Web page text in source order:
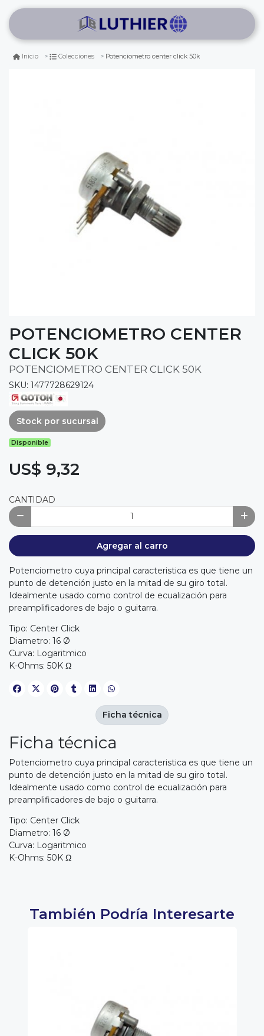
Inicio Colecciones Potenciometro center click 50k
POTENCIOMETRO CENTER
CLICK 50K
POTENCIOMETRO CENTER CLICK 50K
SKU: 1477728629124
Stock por sucursal
Disponible
US$ 9,32
CANTIDAD
Agregar al carro
Potenciometro cuya principal caracteristica es que tiene un
punto de detención justo en la mitad de su giro total.
Idealmente usado como control de ecualización para
preamplificadores de bajo o guitarra.
Tipo: Center Click
Diametro: 16 Ø
Curva: Logaritmico
K-Ohms: 50K Ω
Ficha técnica
Potenciometro cuya principal caracteristica es que tiene un
punto de detención justo en la mitad de su giro total.
Idealmente usado como control de ecualización para
preamplificadores de bajo o guitarra.
Tipo: Center Click
Diametro: 16 Ø
Curva: Logaritmico
K-Ohms: 50K Ω
Ficha técnica
También Podría Interesarte